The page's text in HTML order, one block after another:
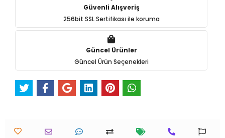
Güvenli Alışveriş
256bit SSL Sertifikası ile koruma
Güncel Ürünler
Güncel Ürün Seçenekleri